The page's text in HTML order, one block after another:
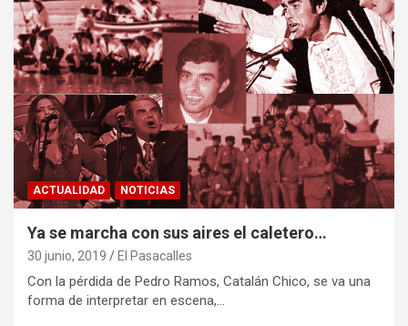
ACTUALIDAD NOTICIAS
Ya se marcha con sus aires el caletero…
30 junio, 2019 El Pasacalles
Con la pérdida de Pedro Ramos, Catalán Chico, se va una
forma de interpretar en escena,…